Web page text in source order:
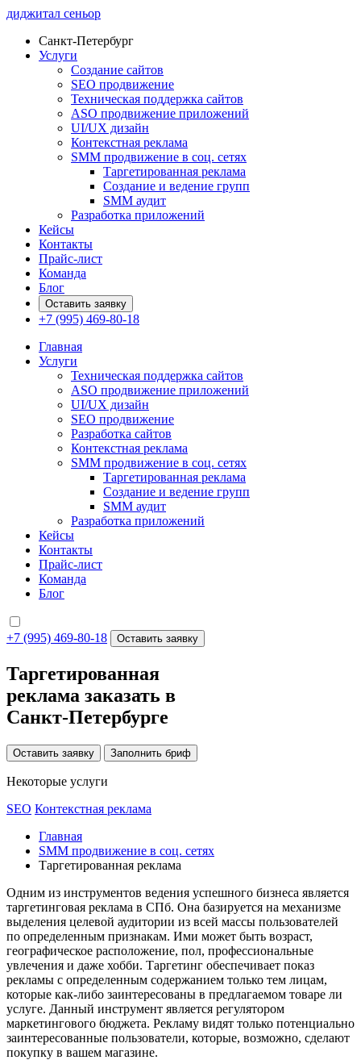
диджитал сеньор
Санкт-Петербург
Услуги
Создание сайтов
SEO продвижение
Техническая поддержка сайтов
ASO продвижение приложений
UI/UX дизайн
Контекстная реклама
SMM продвижение в соц. сетях
Таргетированная реклама
Создание и ведение групп
SMM аудит
Разработка приложений
Кейсы
Контакты
Прайс-лист
Команда
Блог
Оставить заявку
+7 (995) 469-80-18
Главная
Услуги
Техническая поддержка сайтов
ASO продвижение приложений
UI/UX дизайн
SEO продвижение
Разработка сайтов
Контекстная реклама
SMM продвижение в соц. сетях
Таргетированная реклама
Создание и ведение групп
SMM аудит
Разработка приложений
Кейсы
Контакты
Прайс-лист
Команда
Блог
+7 (995) 469-80-18 Оставить заявку
Таргетированная
реклама заказать в
Санкт-Петербурге
Оставить заявку Заполнить бриф
Некоторые услуги
SEO Контекстная реклама
Главная
SMM продвижение в соц. сетях
Таргетированная реклама
Одним из инструментов ведения успешного бизнеса является
таргетинговая реклама в СПб. Она базируется на механизме
выделения целевой аудитории из всей массы пользователей
по определенным признакам. Ими может быть возраст,
географическое расположение, пол, профессиональные
увлечения и даже хобби. Таргетинг обеспечивает показ
рекламы с определенным содержанием только тем лицам,
которые как-либо заинтересованы в предлагаемом товаре ли
услуге. Данный инструмент является регулятором
маркетингового бюджета. Рекламу видят только потенциально
заинтересованные пользователи, которые, возможно, сделают
покупку в вашем магазине.